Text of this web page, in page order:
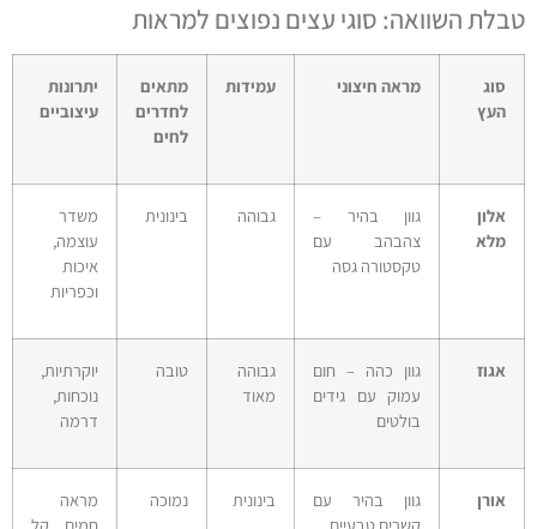
טבלת השוואה: סוגי עצים נפוצים למראות
סוג
העץ
מראה חיצוני עמידות
מתאים
לחדרים
לחים
יתרונות
עיצוביים
אלון
מלא
גוון בהיר –
צהבהב עם
טקסטורה גסה
גבוהה בינונית
משדר
עוצמה,
איכות
וכפריות
אגוז
גוון כהה – חום
עמוק עם גידים
בולטים
גבוהה
מאוד
טובה
יוקרתיות,
נוכחות,
דרמה
אורן
גוון בהיר עם
בינונית נמוכה
מראה